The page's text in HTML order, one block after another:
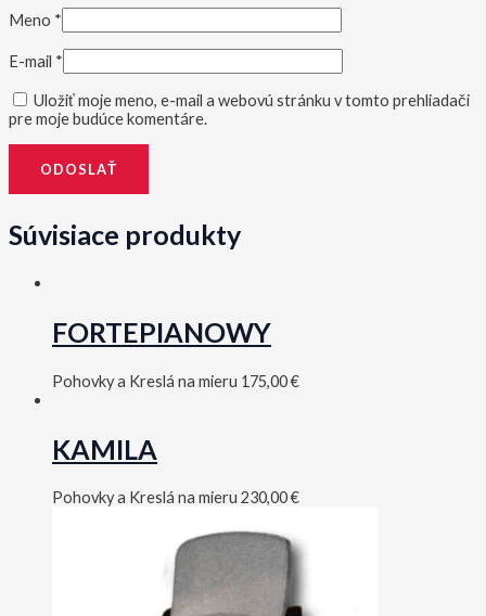
Meno *
E-mail *
Uložiť moje meno, e-mail a webovú stránku v tomto prehliadači
pre moje budúce komentáre.
Súvisiace produkty
FORTEPIANOWY
Pohovky a Kreslá na mieru 175,00€
KAMILA
Pohovky a Kreslá na mieru 230,00€